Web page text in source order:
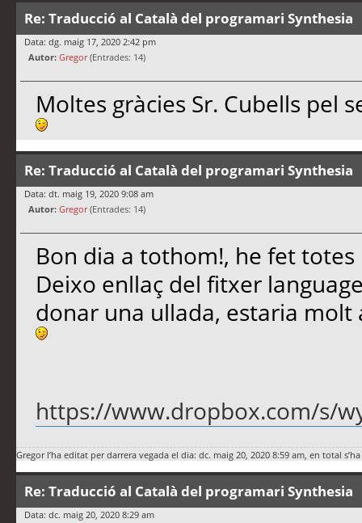
Re: Traducció al Català del programari Synthesia
Data: dg. maig 17, 2020 2:42 pm
Autor: Gregor(Entrades: 14)
Moltes gràcies Sr. Cubells pel
Re: Traducció al Català del programari Synthesia
Data: dt. maig 19, 2020 9:08 am
Autor: Gregor(Entrades: 14)
Bon dia a tothom!, he fet
Deixo enllaç del fitxer
donar una ullada, estaria molt
https://www.dropbox.com/s/
Gregorl’ha editat per darrera vegada el dia: dc. maig 20, 2020 8:59 am, en total
Re: Traducció al Català del programari Synthesia
Data: dc. maig 20, 2020 8:29 am